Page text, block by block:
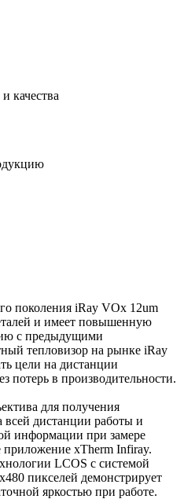
качества
поколения iRay VOx 12um
и имеет повышенную
с предыдущими
тепловизор на рынке iRay
цели на дистанции
потерь в производительности.
для получения
всей дистанции работы и
информации при замере
приложение xTherm Infiray.
LCOS с системой
пикселей демонстрирует
яркостью при работе.